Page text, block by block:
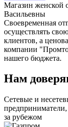
Магазин женской
Васильевны
Своевременная
осуществлять
клиентов, а
компании
нашего бюджета.
Нам
Сетевые и
за рубежом